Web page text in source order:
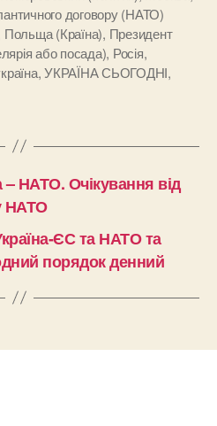
договору (НАТО)
Польща (Країна), Президент
або посада), Росія,
,УКРАЇНА СЬОГОДНІ,
– НАТО. Очікування від
НАТО
ЄС та НАТО та
порядок денний